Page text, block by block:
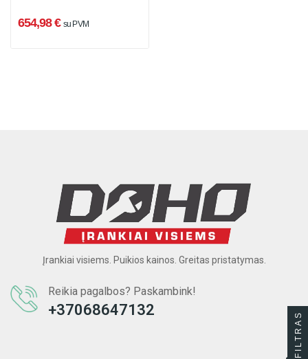
654,98 € su PVM
Įrankiai visiems. Puikios kainos. Greitas pristatymas.
Reikia pagalbos? Paskambink!
+37068647132
FILTRAS